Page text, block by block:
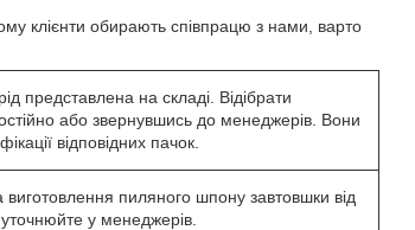
клієнти обирають співпрацю з нами, варто
представлена ​​на складі. Відібрати
або звернувшись до менеджерів. Вони
відповідних пачок.
пиляного шпону завтовшки від
у менеджерів.